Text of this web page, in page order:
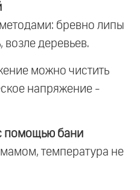
бревно липы
возле деревьев.
можно чистить
напряжение -
помощью бани
температура не